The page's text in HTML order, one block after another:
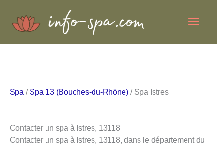
Spa / Spa 13 (Bouches-du-Rhône) / Spa Istres
Contacter un spa à Istres, 13118
Contacter un spa à Istres, 13118, dans le département du